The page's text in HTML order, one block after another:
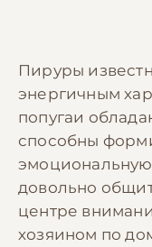
Пируры
энергичным
попугаи
способны
эмоциональную
довольно
центре
хозяином по